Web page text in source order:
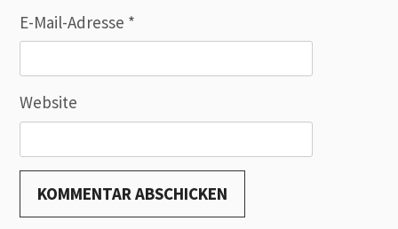
E-Mail-Adresse *
Website